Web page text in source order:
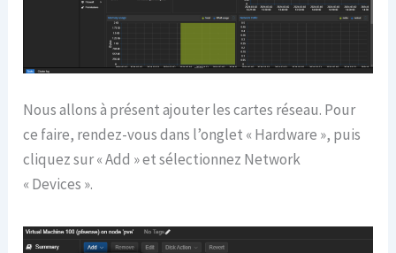
Nous allons à présent ajouter les cartes réseau. Pour
ce faire, rendez-vous dans l’onglet « Hardware », puis
cliquez sur « Add » et sélectionnez Network
« Devices ».